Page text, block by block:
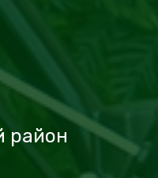
район